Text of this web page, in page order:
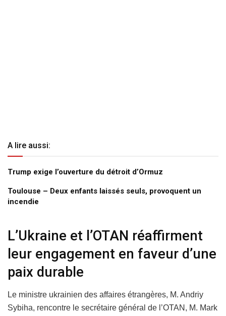
A lire aussi:
Trump exige l’ouverture du détroit d’Ormuz
Toulouse – Deux enfants laissés seuls, provoquent un
incendie
L’Ukraine et l’OTAN réaffirment
leur engagement en faveur d’une
paix durable
Le ministre ukrainien des affaires étrangères, M. Andriy
Sybiha, rencontre le secrétaire général de l’OTAN, M. Mark